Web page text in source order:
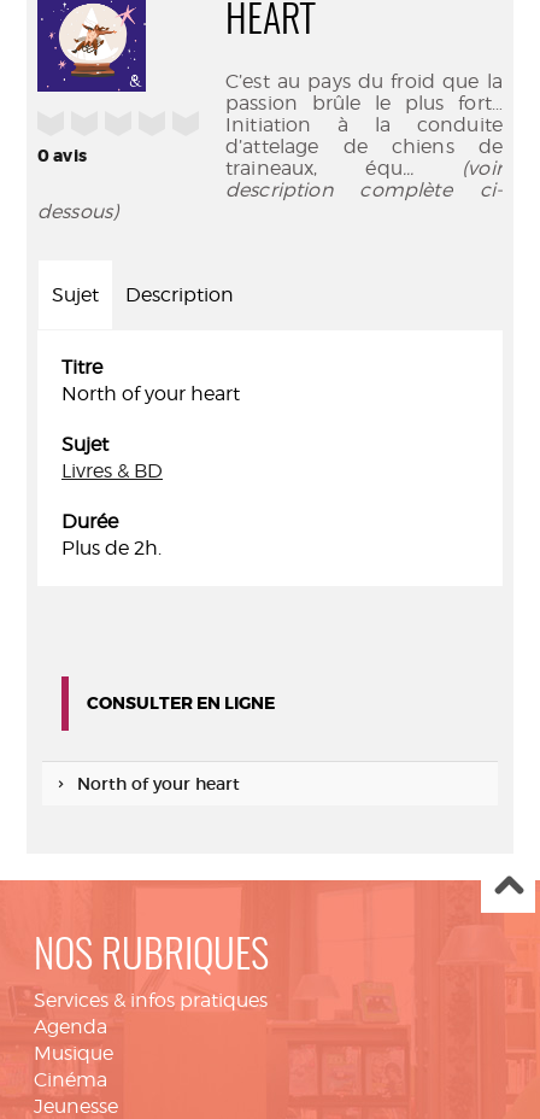
0avis
HEART
C’est au pays du froid que la
passion brûle le plus fort…
Initiation à la conduite
d’attelage de chiens de
traineaux, équ... (voir
description complète ci-
dessous)
Sujet Description
Titre
North of your heart
Sujet
Livres & BD
Durée
Plus de 2h.
CONSULTER EN LIGNE
North of your heart
NOS RUBRIQUES
Services & infos pratiques
Agenda
Musique
Cinéma
Jeunesse